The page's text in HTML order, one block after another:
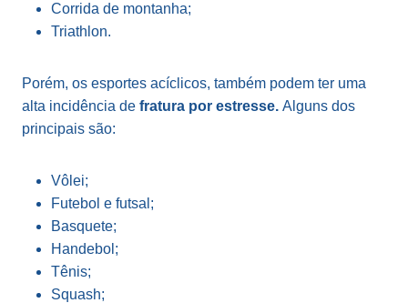
Corrida de montanha;
Triathlon.
Porém, os esportes acíclicos, também podem ter uma
alta incidência de fratura por estresse. Alguns dos
principais são:
Vôlei;
Futebol e futsal;
Basquete;
Handebol;
Tênis;
Squash;